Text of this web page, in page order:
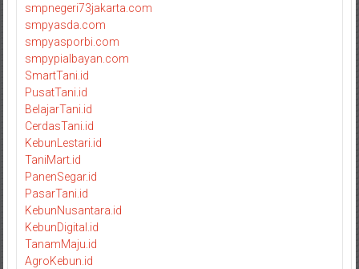
smpnegeri73jakarta.com
smpyasda.com
smpyasporbi.com
smpypialbayan.com
SmartTani.id
PusatTani.id
BelajarTani.id
CerdasTani.id
KebunLestari.id
TaniMart.id
PanenSegar.id
PasarTani.id
KebunNusantara.id
KebunDigital.id
TanamMaju.id
AgroKebun.id